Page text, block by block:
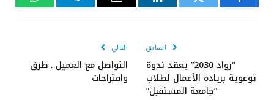
فيسبوك تويتر لينكدإن
البريد
تيلقرام واتساب
السابق
“رواد 2030” يعقد ندوة
توعوية بريادة الأعمال لطلاب
“جامعة المستقبل”
التالي
التواصل مع العميل.. طرق
واقتراحات